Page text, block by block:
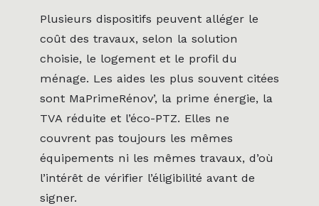
Plusieurs dispositifs peuvent alléger le
coût des travaux, selon la solution
choisie, le logement et le profil du
ménage. Les aides les plus souvent citées
sont MaPrimeRénov’, la prime énergie, la
TVA réduite et l’éco-PTZ. Elles ne
couvrent pas toujours les mêmes
équipements ni les mêmes travaux, d’où
l’intérêt de vérifier l’éligibilité avant de
signer.